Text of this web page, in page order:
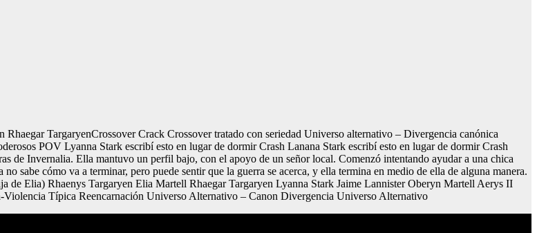
TargaryenCrossover Crack Crossover tratado con seriedad Universo alternativo – Divergencia canónica
POV Lyanna Stark escribí esto en lugar de dormir Crash Lanana Stark escribí esto en lugar de dormir Crash
de Invernalia. Ella mantuvo un perfil bajo, con el apoyo de un señor local. Comenzó intentando ayudar a una chica
sabe cómo va a terminar, pero puede sentir que la guerra se acerca, y ella termina en medio de ella de alguna manera.
de Elia) Rhaenys Targaryen Elia Martell Rhaegar Targaryen Lyanna Stark Jaime Lannister Oberyn Martell Aerys II
Típica Reencarnación Universo Alternativo – Canon Divergencia Universo Alternativo